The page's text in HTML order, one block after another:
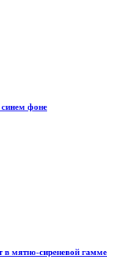
синем фоне
мятно-сиреневой гамме